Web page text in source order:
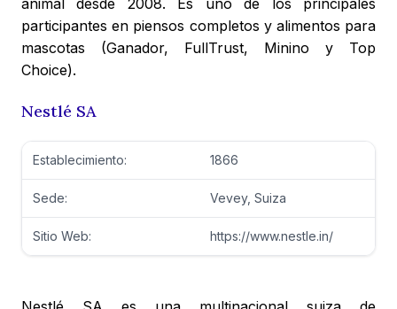
animal desde 2008. Es uno de los principales
participantes en piensos completos y alimentos para
mascotas (Ganador, FullTrust, Minino y Top
Choice).
Nestlé SA
Establecimiento: 1866
Sede: Vevey, Suiza
Sitio Web: https://www.nestle.in/